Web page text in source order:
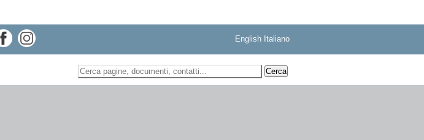
English Italiano
Inserire il termine di ricerca